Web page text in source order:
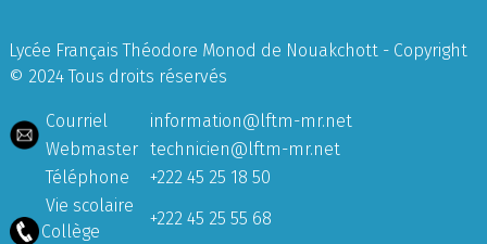
Lycée Français Théodore Monod de Nouakchott - Copyright
© 2024 Tous droits réservés
Courriel
information@lftm-mr.net
Webmaster technicien@lftm-mr.net
Téléphone
+222 45 25 18 50
Vie scolaire
Collège
+222 45 25 55 68